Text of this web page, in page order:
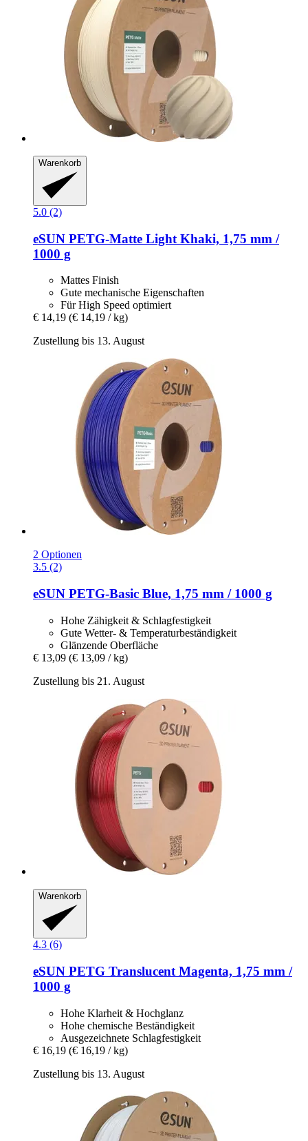
Warenkorb
5.0 (2)
eSUN PETG-​Matte Light Khaki, 1,75 mm /
1000 g
Mattes Finish
Gute mechanische Eigenschaften
Für High Speed optimiert
€ 14,19 (€ 14,19 / kg)
Zustellung bis 13. August
2 Optionen
3.5 (2)
eSUN PETG-​Basic Blue, 1,75 mm / 1000 g
Hohe Zähigkeit & Schlagfestigkeit
Gute Wetter- & Temperaturbeständigkeit
Glänzende Oberfläche
€ 13,09 (€ 13,09 / kg)
Zustellung bis 21. August
Warenkorb
4.3 (6)
eSUN PETG Translucent Magenta, 1,75 mm /
1000 g
Hohe Klarheit & Hochglanz
Hohe chemische Beständigkeit
Ausgezeichnete Schlagfestigkeit
€ 16,19 (€ 16,19 / kg)
Zustellung bis 13. August